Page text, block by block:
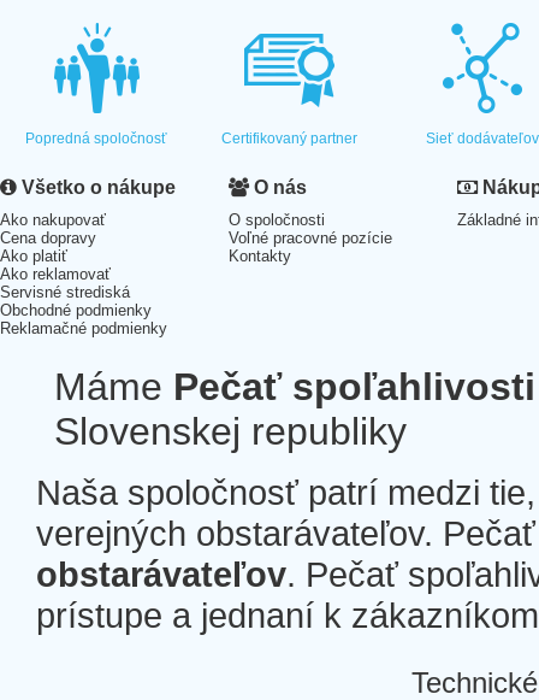
Popredná spoločnosť Certifikovaný partner Sieť dodávateľov
Všetko o nákupe
Ako nakupovať
Cena dopravy
Ako platiť
Ako reklamovať
Servisné strediská
Obchodné podmienky
Reklamačné podmienky
O nás
O spoločnosti
Voľné pracovné pozície
Kontakty
Základné
Máme Pečať spoľahlivosti
Slovenskej republiky
Naša spoločnosť patrí medzi
verejných obstarávateľov.
obstarávateľov. Pečať
prístupe a jednaní k